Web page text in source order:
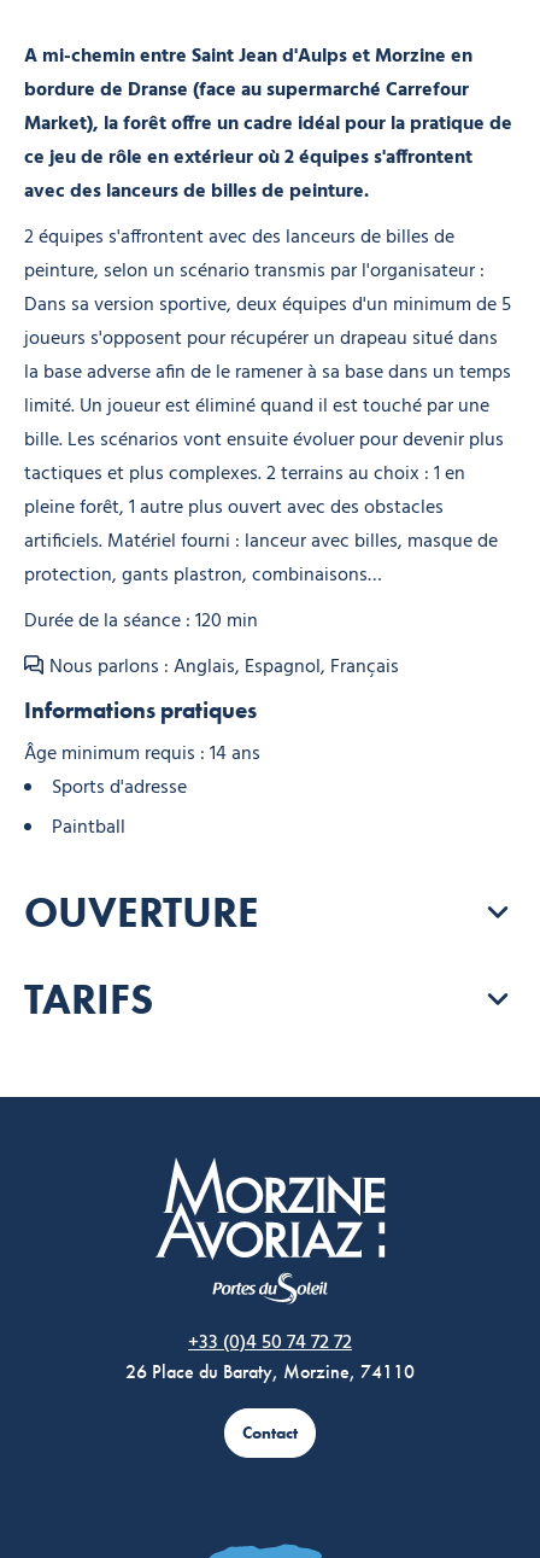
A mi-chemin entre Saint Jean d'Aulps et Morzine en
bordure de Dranse (face au supermarché Carrefour
Market), la forêt offre un cadre idéal pour la pratique de
ce jeu de rôle en extérieur où 2 équipes s'affrontent
avec des lanceurs de billes de peinture.
2 équipes s'affrontent avec des lanceurs de billes de
peinture, selon un scénario transmis par l'organisateur :
Dans sa version sportive, deux équipes d'un minimum de 5
joueurs s'opposent pour récupérer un drapeau situé dans
la base adverse afin de le ramener à sa base dans un temps
limité. Un joueur est éliminé quand il est touché par une
bille. Les scénarios vont ensuite évoluer pour devenir plus
tactiques et plus complexes. 2 terrains au choix : 1 en
pleine forêt, 1 autre plus ouvert avec des obstacles
artificiels. Matériel fourni : lanceur avec billes, masque de
protection, gants plastron, combinaisons…
Durée de la séance : 120 min
Nous parlons : Anglais, Espagnol, Français
Informations pratiques
Âge minimum requis : 14 ans
Sports d'adresse
Paintball
OUVERTURE
TARIFS
+33 (0)4 50 74 72 72
26 Place du Baraty, Morzine, 74110
Contact